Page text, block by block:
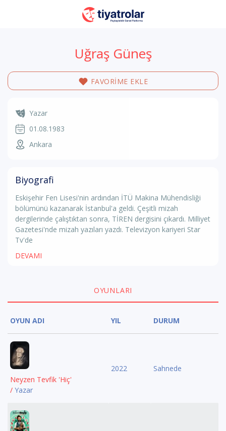
Uğraş Güneş
FAVORİME EKLE
Yazar
01.08.1983
Ankara
Biyografi
Eskişehir Fen Lisesi'nin ardından İTÜ Makina Mühendisliği
bölümünü kazanarak İstanbul'a geldi. Çeşitli mizah
dergilerinde çalıştıktan sonra, TİREN dergisini çıkardı. Milliyet
Gazetesi'nde mizah yazıları yazdı. Televizyon kariyeri Star
Tv'de
DEVAMI
OYUNLARI
OYUN ADI YIL DURUM
Neyzen Tevfik 'Hiç'
/ Yazar
2022 Sahnede